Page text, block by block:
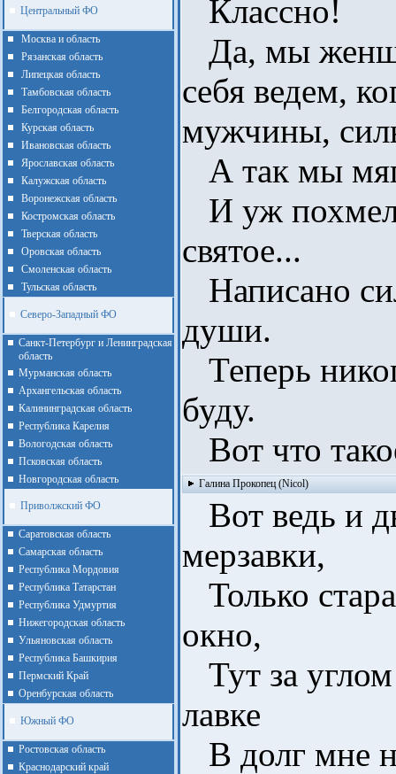
Центральный ФО
Москва и область
Рязанская область
Липецкая область
Тамбовская область
Белгородская область
Курская область
Ивановская область
Ярославская область
Калужская область
Воронежская область
Костромская область
Тверская область
Оровская область
Смоленская область
Тульская область
Северо-Западный ФО
Санкт-Петербург и Ленинградская
область
Мурманская область
Архангельская область
Калининградская область
Республика Карелия
Вологодская область
Псковская область
Новгородская область
Приволжский ФО
Cаратовская область
Cамарская область
Республика Мордовия
Республика Татарстан
Республика Удмуртия
Нижегородская область
Ульяновская область
Республика Башкирия
Пермский Край
Оренбурская область
Южный ФО
Ростовская область
Краснодарский край
Классно!
Да, мы
себя ведем,
мужчины,
А так мы
И уж
святое...
Написано
души.
Теперь
буду.
Вот что
Галина Прокопец (Nicol)
Вот ведь и
мерзавки,
Только
окно,
Тут за
лавке
В долг мне